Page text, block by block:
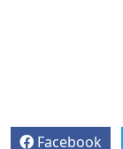
Facebook